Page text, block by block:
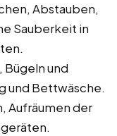
Abstauben,
Sauberkeit in
Bügeln und
und Bettwäsche.
Aufräumen der